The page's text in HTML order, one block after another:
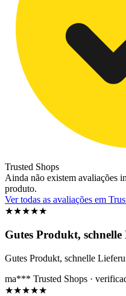
Trusted Shops
Ainda não existem avaliações
produto.
Ver todas as avaliações em
★★★★★
Gutes Produkt,
Gutes Produkt, schnelle
ma*** Trusted Shops ·
★★★★★